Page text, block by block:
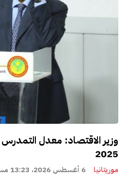
2025
موريتانيا 6 أغسطس 2026، 13:23 مساءً